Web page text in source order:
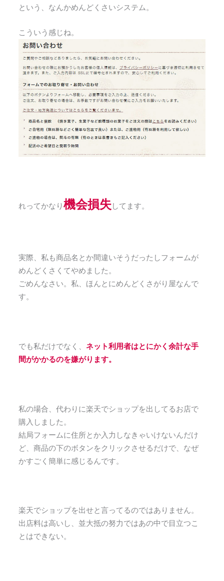
という、なんかめんどくさいシステム。
こういう感じね。
れってかなり機会損失してます。
実際、私も商品名とか間違いそうだったしフォームが
めんどくさくてやめました。
ごめんなさい。私、ほんとにめんどくさがり屋なんで
す。
でも私だけでなく、ネット利用者はとにかく余計な手
間がかかるのを嫌がります。
私の場合、代わりに楽天でショップを出してるお店で
購入しました。
結局フォームに住所とか入力しなきゃいけないんだけ
ど、商品の下のボタンをクリックさせるだけで、なぜ
かすごく簡単に感じるんです。
楽天でショップを出せと言ってるのではありません。
出店料は高いし、並大抵の努力ではあの中で目立つこ
とはできない。